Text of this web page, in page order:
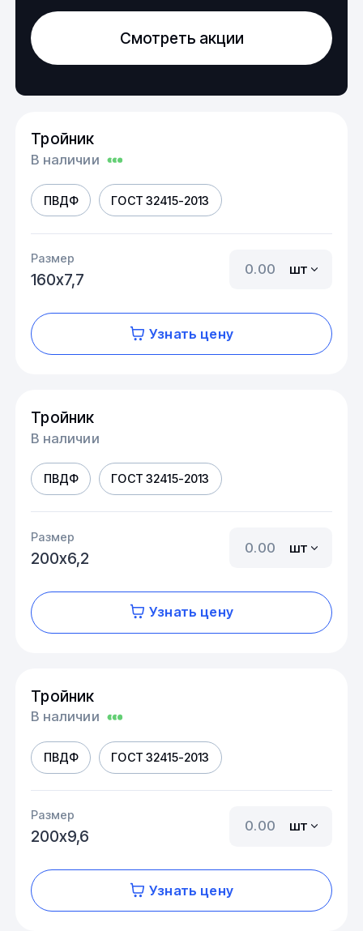
Смотреть акции
Тройник
В наличии
ПВДФ ГОСТ 32415-2013
Размер
160х7,7
шт
Узнать цену
Тройник
В наличии
ПВДФ ГОСТ 32415-2013
Размер
200х6,2
шт
Узнать цену
Тройник
В наличии
ПВДФ ГОСТ 32415-2013
Размер
200х9,6
шт
Узнать цену